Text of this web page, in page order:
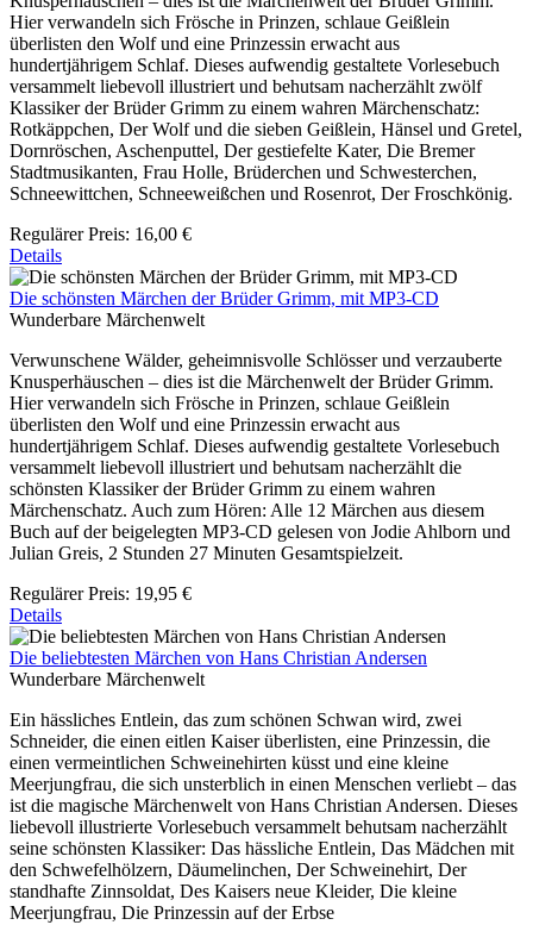
Hier verwandeln sich Frösche in Prinzen, schlaue Geißlein
überlisten den Wolf und eine Prinzessin erwacht aus
hundertjährigem Schlaf. Dieses aufwendig gestaltete Vorlesebuch
versammelt liebevoll illustriert und behutsam nacherzählt zwölf
Klassiker der Brüder Grimm zu einem wahren Märchenschatz:
Rotkäppchen, Der Wolf und die sieben Geißlein, Hänsel und Gretel,
Dornröschen, Aschenputtel, Der gestiefelte Kater, Die Bremer
Stadtmusikanten, Frau Holle, Brüderchen und Schwesterchen,
Schneewittchen, Schneeweißchen und Rosenrot, Der Froschkönig.
Regulärer Preis: 16,00 €
Details
Die schönsten Märchen der Brüder Grimm, mit MP3-CD
Wunderbare Märchenwelt
Verwunschene Wälder, geheimnisvolle Schlösser und verzauberte
Knusperhäuschen – dies ist die Märchenwelt der Brüder Grimm.
Hier verwandeln sich Frösche in Prinzen, schlaue Geißlein
überlisten den Wolf und eine Prinzessin erwacht aus
hundertjährigem Schlaf. Dieses aufwendig gestaltete Vorlesebuch
versammelt liebevoll illustriert und behutsam nacherzählt die
schönsten Klassiker der Brüder Grimm zu einem wahren
Märchenschatz. Auch zum Hören: Alle 12 Märchen aus diesem
Buch auf der beigelegten MP3-CD gelesen von Jodie Ahlborn und
Julian Greis, 2 Stunden 27 Minuten Gesamtspielzeit.
Regulärer Preis: 19,95 €
Details
Die beliebtesten Märchen von Hans Christian Andersen
Wunderbare Märchenwelt
Ein hässliches Entlein, das zum schönen Schwan wird, zwei
Schneider, die einen eitlen Kaiser überlisten, eine Prinzessin, die
einen vermeintlichen Schweinehirten küsst und eine kleine
Meerjungfrau, die sich unsterblich in einen Menschen verliebt – das
ist die magische Märchenwelt von Hans Christian Andersen. Dieses
liebevoll illustrierte Vorlesebuch versammelt behutsam nacherzählt
seine schönsten Klassiker: Das hässliche Entlein, Das Mädchen mit
den Schwefelhölzern, Däumelinchen, Der Schweinehirt, Der
standhafte Zinnsoldat, Des Kaisers neue Kleider, Die kleine
Meerjungfrau, Die Prinzessin auf der Erbse